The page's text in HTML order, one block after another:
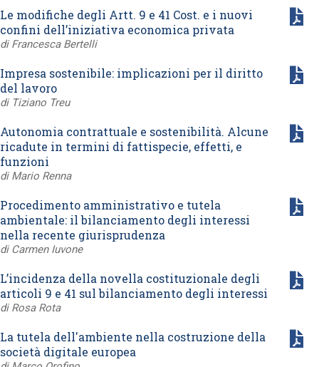
Le modifiche degli Artt. 9 e 41 Cost. e i nuovi
confini dell’iniziativa economica privata
di Francesca Bertelli
Impresa sostenibile: implicazioni per il diritto
del lavoro
di Tiziano Treu
Autonomia contrattuale e sostenibilità. Alcune
ricadute in termini di fattispecie, effetti, e
funzioni
di Mario Renna
Procedimento amministrativo e tutela
ambientale: il bilanciamento degli interessi
nella recente giurisprudenza
di Carmen Iuvone
L’incidenza della novella costituzionale degli
articoli 9 e 41 sul bilanciamento degli interessi
di Rosa Rota
La tutela dell'ambiente nella costruzione della
società digitale europea